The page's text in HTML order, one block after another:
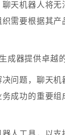
天机器人将
需要根据其
成器提供卓越
问题，聊天
成功的重要